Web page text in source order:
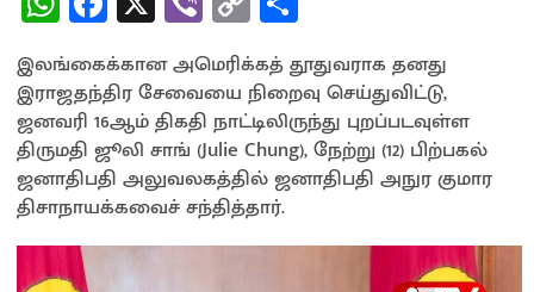
h
at
sA
p
p
ce
b
o
o
k
b
er
o
py
Li
n
k
ar
e
இலங்கைக்கான அமெரிக்கத் தூதுவராக தனது
இராஜதந்திர சேவையை நிறைவு செய்துவிட்டு,
ஜனவரி 16ஆம் திகதி நாட்டிலிருந்து புறப்படவுள்ள
திருமதி ஜூலி சாங் (Julie Chung), நேற்று (12) பிற்பகல்
ஜனாதிபதி அலுவலகத்தில் ஜனாதிபதி அநுர குமார
திசாநாயக்கவைச் சந்தித்தார்.